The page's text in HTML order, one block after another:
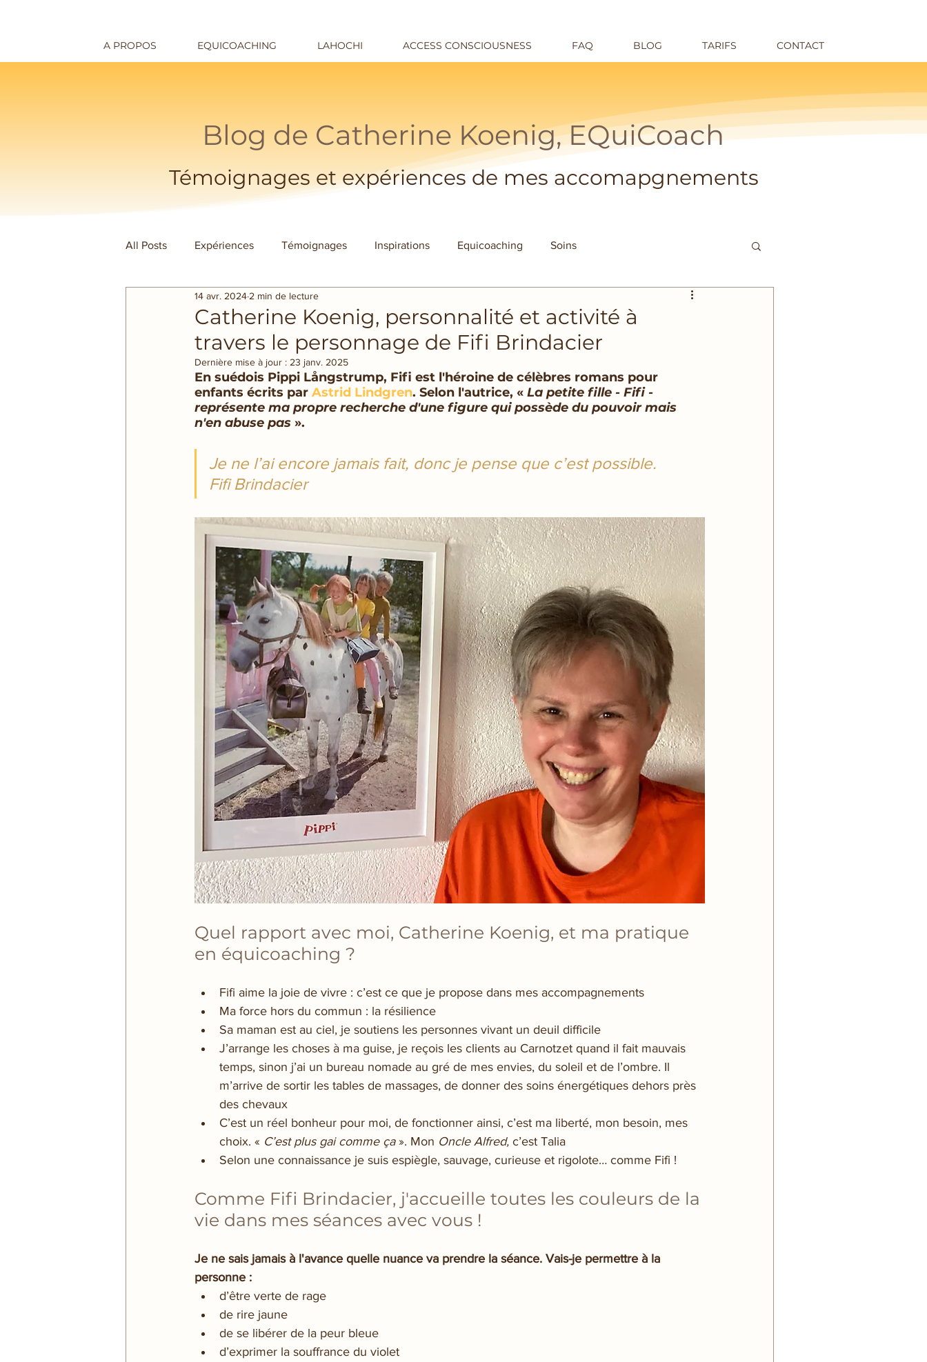
A PROPOS EQUICOACHING LAHOCHI ACCESS CONSCIOUSNESS FAQ BLOG TARIFS CONTACT
Blog de Catherine Koenig, EQuiCoach
Témoignages et expériences de mes accomapgnements
All Posts Expériences Témoignages Inspirations Equicoaching Soins
Catherine Koenig, personnalité et activité à
travers le personnage de Fifi Brindacier
14 avr. 2024 2 min de lecture
Dernière mise à jour : 23 janv. 2025
En suédois Pippi Långstrump, Fifi est l'héroine de célèbres romans pour
enfants écrits par Astrid Lindgren. Selon l'autrice, « La petite fille - Fifi -
représente ma propre recherche d'une figure qui possède du pouvoir mais
n'en abuse pas ».
Je ne l’ai encore jamais fait, donc je pense que c’est possible.
Fifi Brindacier
Quel rapport avec moi, Catherine Koenig, et ma pratique
en équicoaching ?
Fifi aime la joie de vivre : c’est ce que je propose dans mes accompagnements
Ma force hors du commun : la résilience
Sa maman est au ciel, je soutiens les personnes vivant un deuil difficile
J’arrange les choses à ma guise, je reçois les clients au Carnotzet quand il fait mauvais
temps, sinon j’ai un bureau nomade au gré de mes envies, du soleil et de l’ombre. Il
m’arrive de sortir les tables de massages, de donner des soins énergétiques dehors près
des chevaux
C’est un réel bonheur pour moi, de fonctionner ainsi, c’est ma liberté, mon besoin, mes
choix. « C’est plus gai comme ça ». Mon Oncle Alfred, c’est Talia
Selon une connaissance je suis espiègle, sauvage, curieuse et rigolote… comme Fifi !
Comme Fifi Brindacier, j'accueille toutes les couleurs de la
vie dans mes séances avec vous !
Je ne sais jamais à l'avance quelle nuance va prendre la séance. Vais-je permettre à la
personne :
d’être verte de rage
de rire jaune
de se libérer de la peur bleue
d’exprimer la souffrance du violet